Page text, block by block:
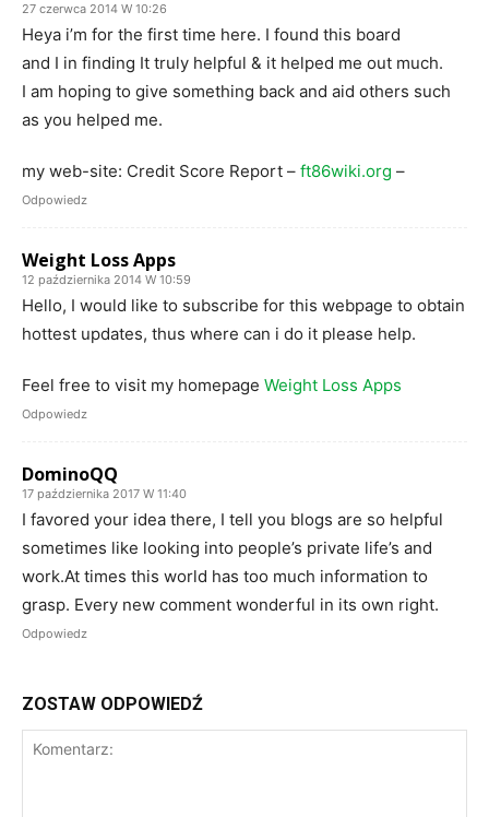
27 czerwca 2014 W 10:26
Heya i’m for the first time here. I found this board
and I in finding It truly helpful & it helped me out much.
I am hoping to give something back and aid others such
as you helped me.
my web-site: Credit Score Report – ft86wiki.org –
Odpowiedz
Weight Loss Apps
12 października 2014 W 10:59
Hello, I would like to subscribe for this webpage to obtain
hottest updates, thus where can i do it please help.
Feel free to visit my homepage Weight Loss Apps
Odpowiedz
DominoQQ
17 października 2017 W 11:40
I favored your idea there, I tell you blogs are so helpful
sometimes like looking into people’s private life’s and
work.At times this world has too much information to
grasp. Every new comment wonderful in its own right.
Odpowiedz
ZOSTAW ODPOWIEDŹ